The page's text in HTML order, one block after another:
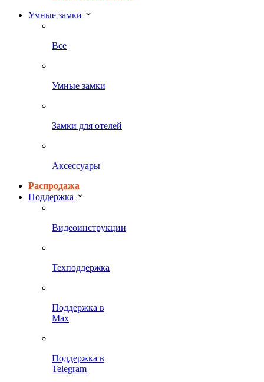
Умные замки
Все
Умные замки
Замки для отелей
Аксессуары
Распродажа
Поддержка
Видеоинструкции
Техподдержка
Поддержка в
Max
Поддержка в
Telegram